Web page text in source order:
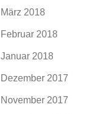
März 2018
Februar 2018
Januar 2018
Dezember 2017
November 2017